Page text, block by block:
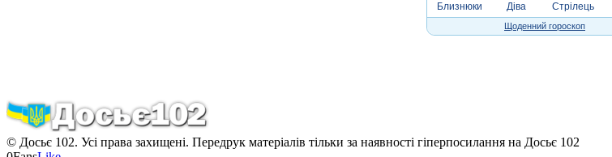
Близнюки Діва Стрілець
Щоденний гороскоп
© Досьє 102. Усі права захищені. Передрук матеріалів тільки за наявності гіперпосилання на Досьє 102